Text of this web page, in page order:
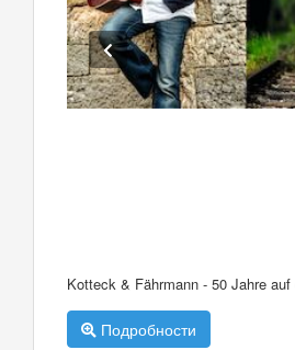
Kotteck & Fährmann - 50 Jahre auf
Подробности